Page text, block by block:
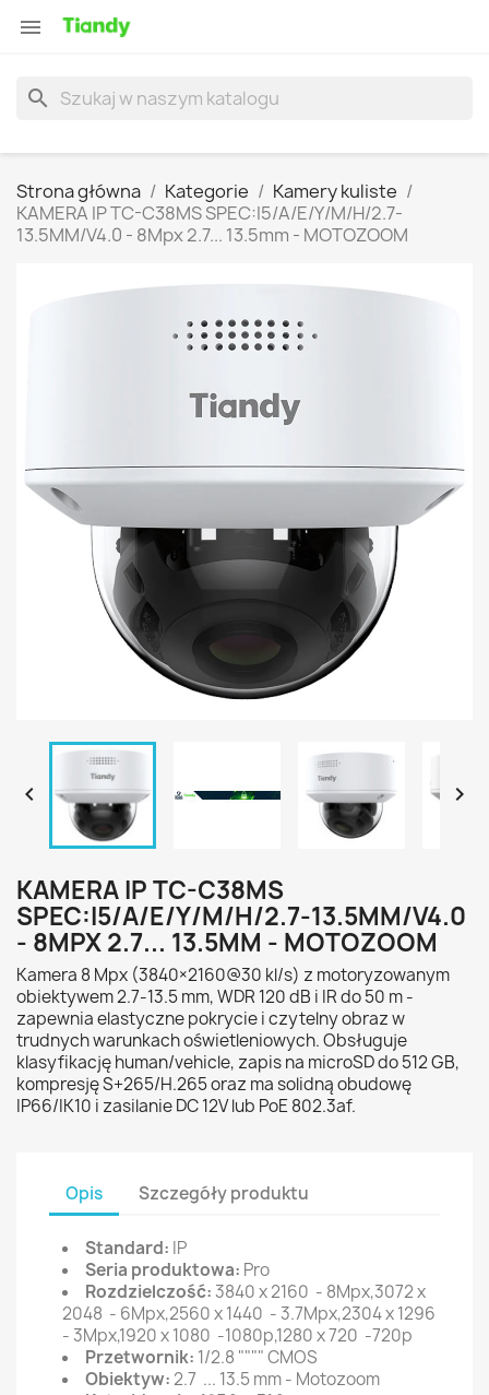

search
Strona główna Kategorie
Kamery kuliste
KAMERA IP TC-C38MS SPEC:I5/A/E/Y/M/H/2.7-
13.5MM/V4.0 - 8Mpx 2.7... 13.5mm - MOTOZOOM
 
KAMERA IP TC-C38MS
SPEC:I5/A/E/Y/M/H/2.7-13.5MM/V4.0
- 8MPX 2.7... 13.5MM - MOTOZOOM
Kamera 8 Mpx (3840×2160@30 kl/s) z motoryzowanym
obiektywem 2.7-13.5 mm, WDR 120 dB i IR do 50 m -
zapewnia elastyczne pokrycie i czytelny obraz w
trudnych warunkach oświetleniowych. Obsługuje
klasyfikację human/vehicle, zapis na microSD do 512 GB,
kompresję S+265/H.265 oraz ma solidną obudowę
IP66/IK10 i zasilanie DC 12V lub PoE 802.3af.
Opis Szczegóły produktu
Standard: IP
Seria produktowa: Pro
Rozdzielczość:3840 x 2160 - 8Mpx,3072 x
2048 - 6Mpx,2560 x 1440 - 3.7Mpx,2304 x 1296
- 3Mpx,1920 x 1080 -1080p,1280 x 720 -720p
Przetwornik: 1/2.8 """" CMOS
Obiektyw:2.7 ... 13.5 mm - Motozoom